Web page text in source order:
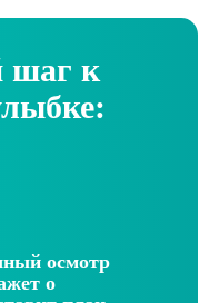
шаг к
осмотр
о